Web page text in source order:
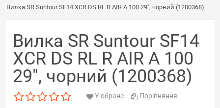
Вилка SR Suntour SF14 XCR DS RL R AIR A 100 29", чорний (1200368)
Вилка SR Suntour SF14
XCR DS RL R AIR A 100
29", чорний (1200368)
У обране Порівняння